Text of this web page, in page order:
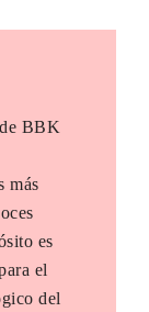
BBK
más
es
el
del